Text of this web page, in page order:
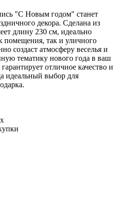
"С Новым годом" станет
декора. Сделана из
длину 230 см, идеально
помещения, так и уличного
создаст атмосферу веселья и
тематику нового года в ваш
отличное качество и
идеальный выбор для